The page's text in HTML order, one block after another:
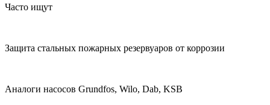
Часто ищут
Защита стальных пожарных резервуаров от коррозии
Аналоги насосов Grundfos, Wilo, Dab, KSB